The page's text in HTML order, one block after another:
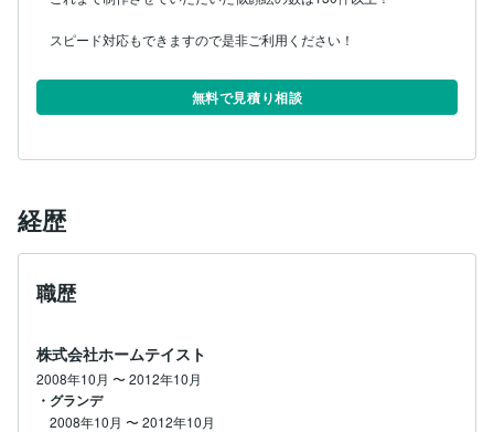
スピード対応もできますので是非ご利用ください！
無料で見積り相談
経歴
職歴
株式会社ホームテイスト
2008年10月 〜2012年10月
・グランデ
2008年10月 〜2012年10月